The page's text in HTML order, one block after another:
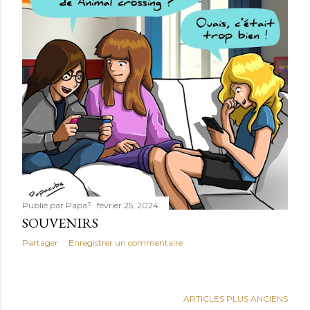
Publié par Papa³ février 25, 2024
SOUVENIRS
Partager Enregistrer un commentaire
ARTICLES PLUS ANCIENS